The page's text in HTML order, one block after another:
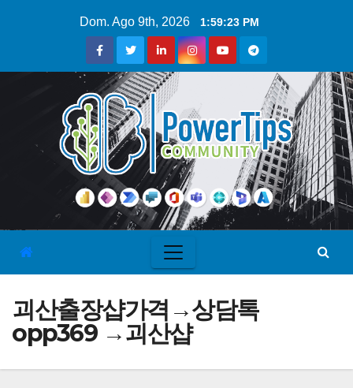
Dom. Ago 9th, 2026 1:59:24 PM
괴산출장샵가격→상담톡
opp369 →괴산샵